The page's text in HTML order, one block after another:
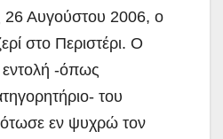
26 Αυγούστου 2006, ο
στο Περιστέρι. Ο
εντολή -όπως
του
εν ψυχρώ τον